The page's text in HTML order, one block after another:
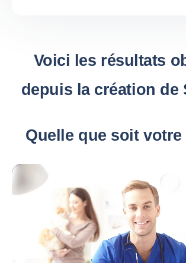
Voici les résultats
depuis la création de
Quelle que soit